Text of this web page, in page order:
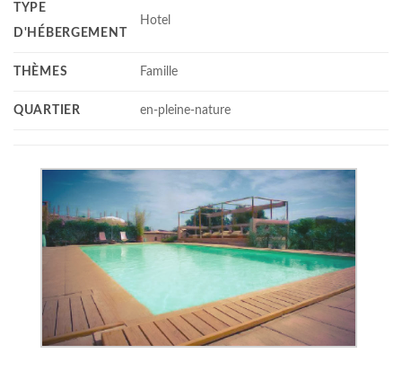
TYPE
D'HÉBERGEMENT
Hotel
THÈMES Famille
QUARTIER en-pleine-nature